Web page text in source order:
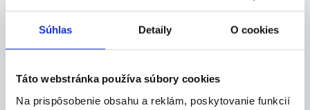
Súhlas Detaily O cookies
Táto webstránka používa súbory cookies
Na prispôsobenie obsahu a reklám, poskytovanie funkcií
DO KOŠÍKA